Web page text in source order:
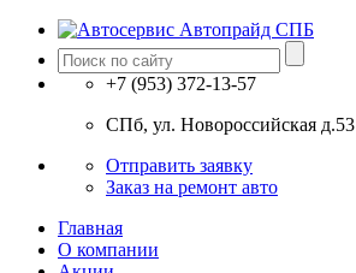
+7 (953) 372-13-57
СПб, ул. Новоросcийская д.53
Отправить заявку
Заказ на ремонт авто
Главная
О компании